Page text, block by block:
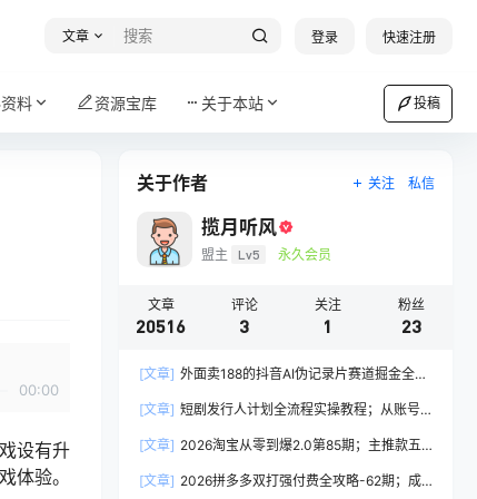
文章 登录 快速注册
料 资源宝库 关于本站 投稿
00:00
设有升
体验。
关于作者 关注 私信
揽月听风
盟主 Lv5 永久会员
文章
20516
评论
3
关注
1
粉丝
23
[文章] 外面卖188的抖音AI伪记录片赛道掘金全攻
出高流量真实感内容
[文章] 短剧发行人计划全流程实操教程；从账号
手出单
[文章] 2026淘宝从零到爆2.0第85期；主推款五
基础权重
[文章] 2026拼多多双打强付费全攻略-62期；成